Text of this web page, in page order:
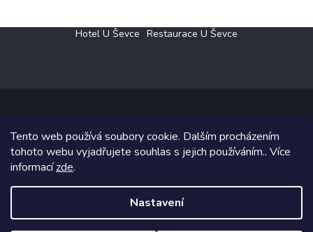
Tento web používá soubory cookie. Dalším procházením
tohoto webu vyjadřujete souhlas s jejich používáním.. Více
informacízde.
Nastavení
Hotel U Ševce Restaurace U Ševce
Copyright 2026Elektro Klesný s.r.o.. Všechna práva vyhrazena.
Grafický návrh vytvořil a na Shoptet implementoval
Shoptetak.cz.
Vytvořil Shoptet